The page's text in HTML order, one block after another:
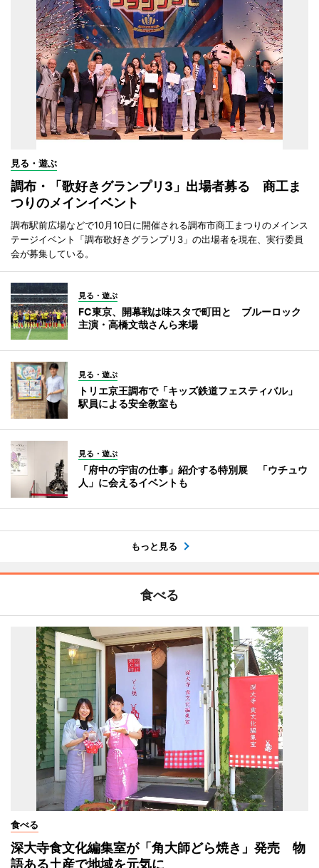
見る・遊ぶ
調布・「歌好きグランプリ3」出場者募る 商工ま
つりのメインイベント
調布駅前広場などで10月10日に開催される調布市商工まつりのメインス
テージイベント「調布歌好きグランプリ3」の出場者を現在、実行委員
会が募集している。
見る・遊ぶ
FC東京、開幕戦は味スタで町田と ブルーロック
主演・高橋文哉さんら来場
見る・遊ぶ
トリエ京王調布で「キッズ鉄道フェスティバル」
駅員による安全教室も
見る・遊ぶ
「府中の宇宙の仕事」紹介する特別展 「ウチュウ
人」に会えるイベントも
もっと見る
食べる
食べる
深大寺食文化編集室が「角大師どら焼き」発売 物
語ある土産で地域を元気に